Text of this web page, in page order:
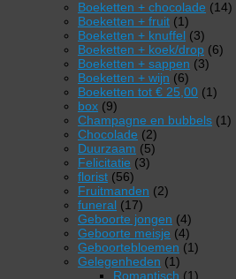
Boeketten + chocolade 1414
Boeketten + fruit 11
product
Boeketten + knuffel 33
Boeketten + koek/drop 66
Boeketten + sappen 33
Boeketten + wijn 66
producten
Boeketten tot € 25,00 11
box 99
producten
Champagne en bubbels 11
Chocolade 22
producten
Duurzaam 55
Felicitatie 33
florist 5656
producten
Fruitmanden 22
funeral 1717
producten
Geboorte jongen 44
producten
Geboorte meisje 44
producten
Geboortebloemen 11
Gelegenheden 11
product
Romantisch 11